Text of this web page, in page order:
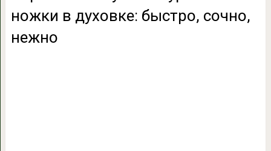
ножки в духовке: быстро, сочно,
нежно